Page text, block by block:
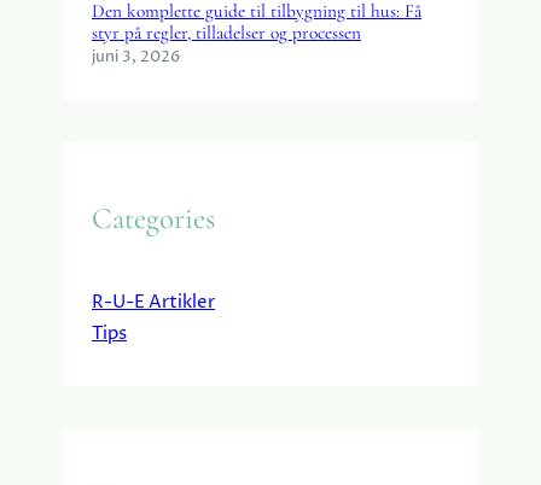
Den komplette guide til tilbygning til hus: Få
styr på regler, tilladelser og processen
juni 3, 2026
Categories
R-U-E Artikler
Tips